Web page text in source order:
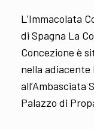
L’Immacolata
di Spagna La
Concezione è
nella
all’Ambasciata
Palazzo di